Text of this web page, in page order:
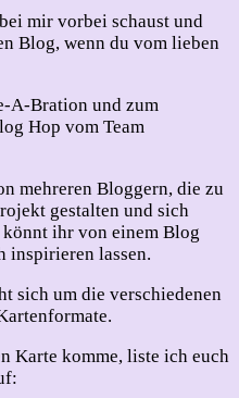
mir vorbei schaust und
Blog, wenn du vom lieben
A-Bration und zum
Hop vom Team
mehreren Bloggern, die zu
gestalten und sich
ihr von einem Blog
inspirieren lassen.
sich um die verschiedenen
Karte komme, liste ich euch